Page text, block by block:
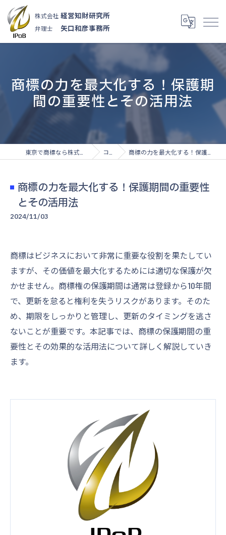
株式会社 経営知財研究所
弁理士 矢口和彦事務所
商標の力を最大化する！保護期
間の重要性とその活用法
コラム 商標の力を最大化する！保護期間の重要性とその活用法
商標の力を最大化する！保護期間の重要性
とその活用法
2024/11/03
商標はビジネスにおいて非常に重要な役割を果たしてい
ますが、その価値を最大化するためには適切な保護が欠
かせません。商標権の保護期間は通常は登録から10年間
で、更新を怠ると権利を失うリスクがあります。そのた
め、期限をしっかりと管理し、更新のタイミングを逃さ
ないことが重要です。本記事では、商標の保護期間の重
要性とその効果的な活用法について詳しく解説していき
ます。